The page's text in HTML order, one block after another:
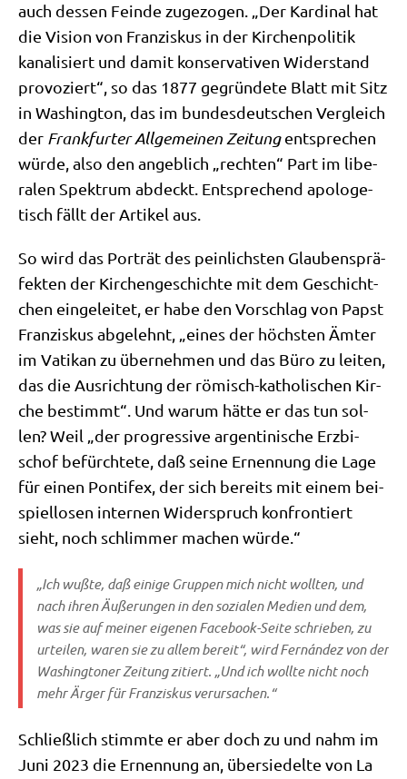
auch des­sen Fein­de zuge­zo­gen. „Der Kar­di­nal hat
die Visi­on von Fran­zis­kus in der Kir­chen­po­li­tik
kana­li­siert und damit kon­ser­va­ti­ven Wider­stand
pro­vo­ziert“, so das 1877 gegrün­de­te Blatt mit Sitz
in Washing­ton, das im bun­des­deut­schen Ver­gleich
der Frank­fur­ter All­ge­mei­nen Zei­tungent­spre­chen
wür­de, also den angeb­lich „rech­ten“ Part im libe­
ra­len Spek­trum abdeckt. Ent­spre­chend apo­lo­ge­
tisch fällt der Arti­kel aus.
So wird das Por­trät des pein­lich­sten Glau­bens­prä­
fek­ten der Kir­chen­ge­schich­te mit dem Geschicht­
chen ein­ge­lei­tet, er habe den Vor­schlag von Papst
Fran­zis­kus abge­lehnt, „eines der höch­sten Ämter
im Vati­kan zu über­neh­men und das Büro zu lei­ten,
das die Aus­rich­tung der römisch-katho­li­schen Kir­
che bestimmt“. Und war­um hät­te er das tun sol­
len? Weil „der pro­gres­si­ve argen­ti­ni­sche Erz­bi­
schof befürch­te­te, daß sei­ne Ernen­nung die Lage
für einen Pon­ti­fex, der sich bereits mit einem bei­
spiel­lo­sen inter­nen Wider­spruch kon­fron­tiert
sieht, noch schlim­mer machen würde.“
„Ich wuß­te, daß eini­ge Grup­pen mich nicht woll­ten, und
nach ihren Äuße­run­gen in den sozia­len Medi­en und dem,
was sie auf mei­ner eige­nen Face­book-Sei­te schrie­ben, zu
urtei­len, waren sie zu allem bereit“, wird Fernán­dez von der
Washing­to­ner Zei­tung zitiert. „Und ich woll­te nicht noch
mehr Ärger für Fran­zis­kus verursachen.“
Schließ­lich stimm­te er aber doch zu und nahm im
Juni 2023 die Ernen­nung an, über­sie­del­te von La